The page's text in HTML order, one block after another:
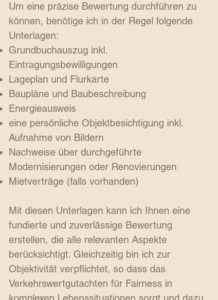
Um eine präzise Bewertung durchführen zu
können, benötige ich in der Regel folgende
Unterlagen:
Grundbuchauszug inkl.
Eintragungsbewilligungen
Lageplan und Flurkarte
Baupläne und Baubeschreibung
Energieausweis
eine persönliche Objektbesichtigung inkl.
Aufnahme von Bildern
Nachweise über durchgeführte
Modernisierungen oder Renovierungen
Mietverträge (falls vorhanden)
Mit diesen Unterlagen kann ich Ihnen eine
fundierte und zuverlässige Bewertung
erstellen, die alle relevanten Aspekte
berücksichtigt. Gleichzeitig bin ich zur
Objektivität verpflichtet, so dass das
Verkehrswertgutachten für Fairness in